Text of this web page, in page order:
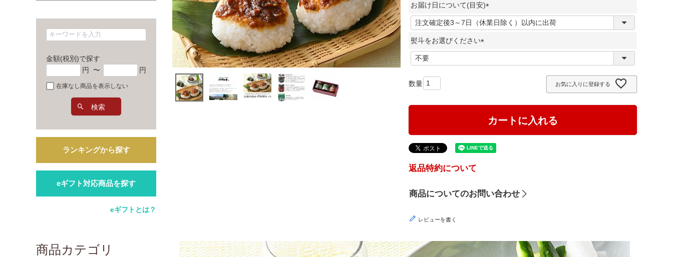
金額(税別)で探す
円
〜 円
在庫なし商品を表示しない
検索
ランキングから探す
eギフト対応商品を探す
eギフトとは？
商品カテゴリ
お届け日について(目安)
(
必
)
熨斗をお選びください
必
お気に入りに登録する
カートに入れる
返品特約について
商品についてのお問い合わせ
レビューを書く